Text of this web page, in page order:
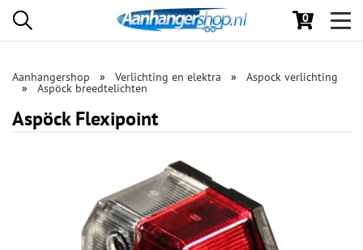
0
Aanhangershop Verlichting en elektra Aspock verlichting
Aspöck breedtelichten
Aspöck Flexipoint